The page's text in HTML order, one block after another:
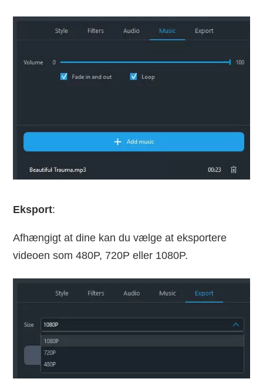
Eksport:
Afhængigt at dine kan du vælge at eksportere
videoen som 480P, 720P eller 1080P.